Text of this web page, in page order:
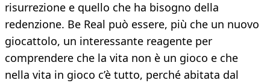
risurrezione e quello che ha bisogno della
redenzione. Be Real può essere, più che un nuovo
giocattolo, un interessante reagente per
comprendere che la vita non è un gioco e che
nella vita in gioco c’è tutto, perché abitata dal